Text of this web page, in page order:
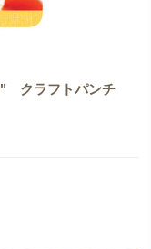
クラフトパンチ